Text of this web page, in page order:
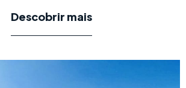
Descobrir mais